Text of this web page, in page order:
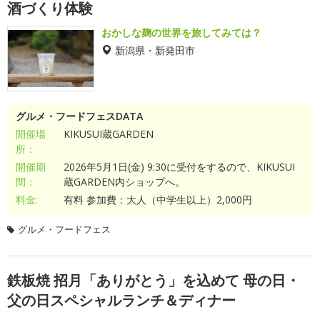
酒づくり体験
おかしな麹の世界を旅してみては？
新潟県・新発田市
グルメ・フードフェスDATA
開催場
所：
KIKUSUI蔵GARDEN
開催期
間：
2026年5月1日(金) 9:30に受付をするので、KIKUSUI
蔵GARDEN内ショップへ。
料金:
有料 参加費：大人（中学生以上）2,000円
グルメ・フードフェス
鉄板焼 招月「ありがとう」を込めて 母の日・
父の日スペシャルランチ＆ディナー